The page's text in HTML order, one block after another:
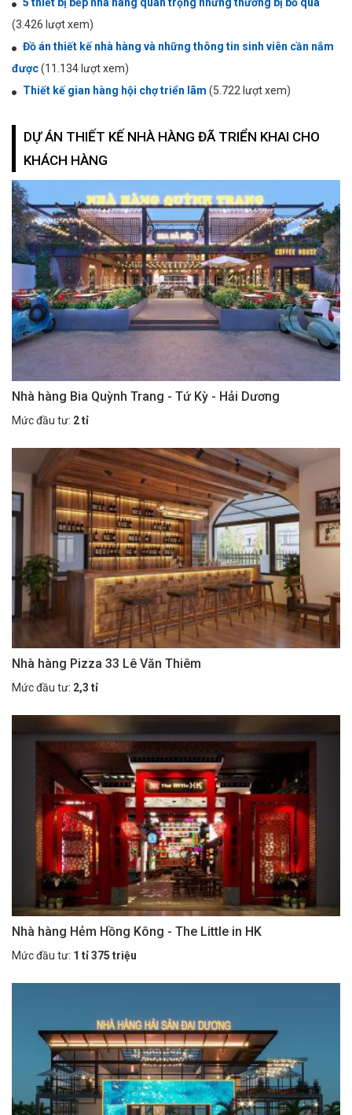
5 thiết bị bếp nhà hàng quan trọng nhưng thường bị bỏ qua
(3.426 lượt xem)
Đồ án thiết kế nhà hàng và những thông tin sinh viên cần nắm
được(11.134 lượt xem)
Thiết kế gian hàng hội chợ triển lãm (5.722 lượt xem)
DỰ ÁN THIẾT KẾ NHÀ HÀNG ĐÃ TRIỂN KHAI CHO
KHÁCH HÀNG
Nhà hàng Bia Quỳnh Trang - Tứ Kỳ - Hải Dương
Mức đầu tư: 2 tỉ
Nhà hàng Pizza 33 Lê Văn Thiêm
Mức đầu tư: 2,3 tỉ
Nhà hàng Hẻm Hồng Kông - The Little in HK
Mức đầu tư: 1 tỉ 375 triệu